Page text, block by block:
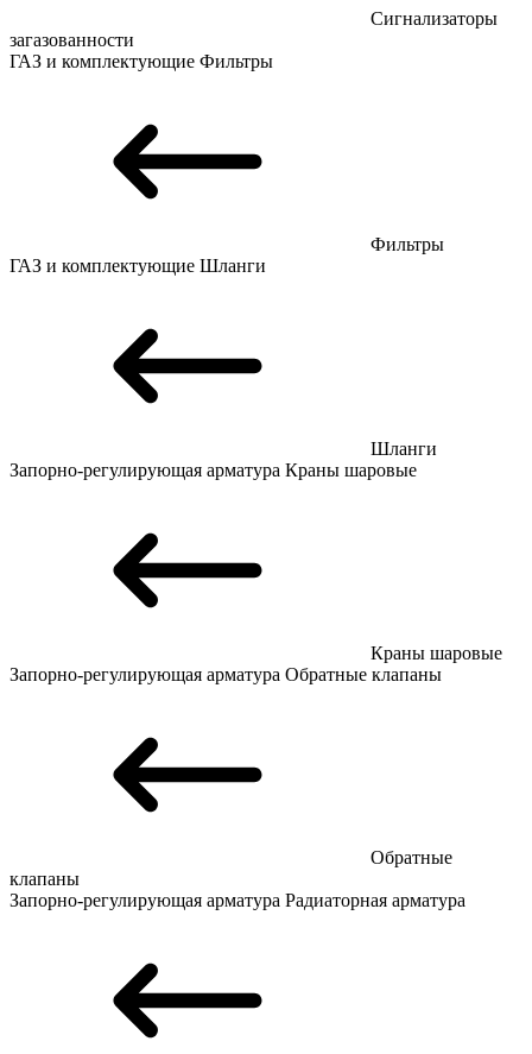
Сигнализаторы
загазованности
ГАЗ и комплектующие Фильтры
Фильтры
ГАЗ и комплектующие Шланги
Шланги
Запорно-регулирующая арматура Краны шаровые
Краны шаровые
Запорно-регулирующая арматура Обратные клапаны
Обратные
клапаны
Запорно-регулирующая арматура Радиаторная арматура